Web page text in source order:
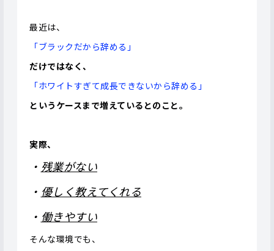
最近は、
「ブラックだから辞める」
だけではなく、
「ホワイトすぎて成長できないから辞める」
というケースまで増えているとのこと。
実際、
・ 残業がない
・ 優しく教えてくれる
・ 働きやすい
そんな環境でも、